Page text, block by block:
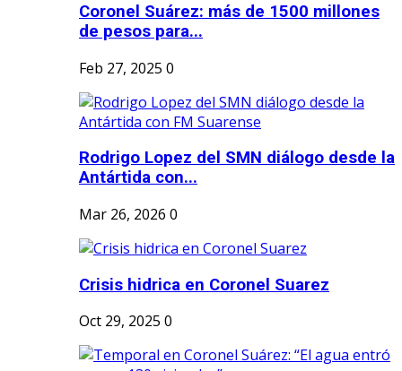
Coronel Suárez: más de 1500 millones
de pesos para...
Feb 27, 2025 0
Rodrigo Lopez del SMN diálogo desde la
Antártida con...
Mar 26, 2026 0
Crisis hidrica en Coronel Suarez
Oct 29, 2025 0